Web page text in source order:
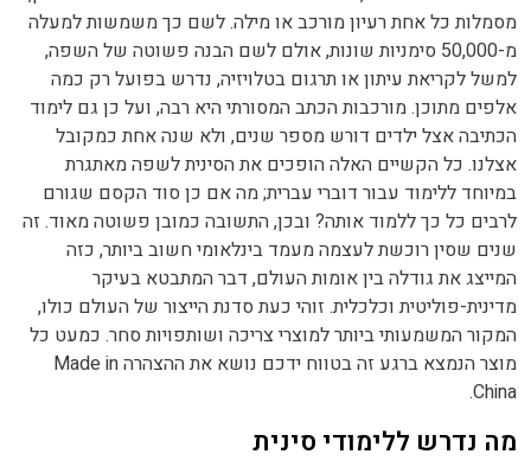
מסמלות כל אחת רעיון מורכב או מילה. לשם כך משמשות למעלה
מ-50,000 סימניות שונות, אולם לשם הבנה פשוטה של השפה,
למשל לקריאת עיתון או תרגום בטלויזיה, נדרש בפועל רק כמה
אלפים מתוכן. מורכבות הכתב המסורתי היא רבה, ועל כן גם לימוד
הכתיבה אצל ילדים דורש מספר שנים, ולא שנה אחת כמקובל
אצלנו. כל הקשיים האלה הופכים את הסינית לשפה מאתגרת
במיוחד ללימוד עבור דוברי עברית; מה אם כן סוד הקסם שגורם
לרבים כל כך ללמוד אותה? ובכן, התשובה כמובן פשוטה מאוד. זה
שנים שסין רוכשת לעצמה מעמד בינלאומי חשוב ביותר, כזה
המייצג את גודלה בין אומות העולם, דבר המתבטא בעיקר
מדינית-פוליטית וכלכלית. זוהי כעת סדנת הייצור של העולם כולו,
המקור המשמעותי ביותר למוצרי צריכה ושותפויות סחר. כמעט כל
מוצר הנמצא ברגע זה בטווח ידכם נושא את ההצהרה Made in
China.
מה נדרש ללימודי סינית